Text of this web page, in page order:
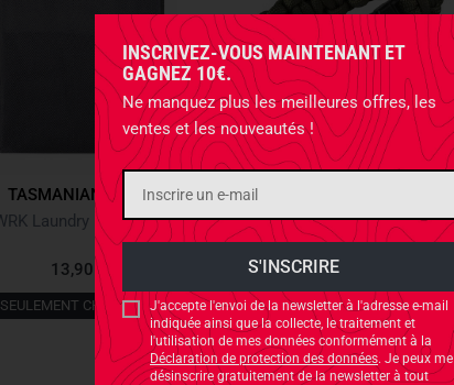
INSCRIVEZ-VOUS MAINTENANT ET
GAGNEZ 10€.
Ne manquez plus les meilleures offres, les
ventes et les nouveautés !
J'accepte l'envoi de la newsletter à l'adresse e-mail
indiquée ainsi que la collecte, le traitement et
l'utilisation de mes données conformément à la
Déclaration de protection des données. Je peux me
désinscrire gratuitement de la newsletter à tout
TASMANIAN TIGER
TACWRK Laundry Mesh Bag Titan Grey
13,90 €
SEULEMENT CHEZ NOUS
Survival Bracelet Olive Green
6,40 €